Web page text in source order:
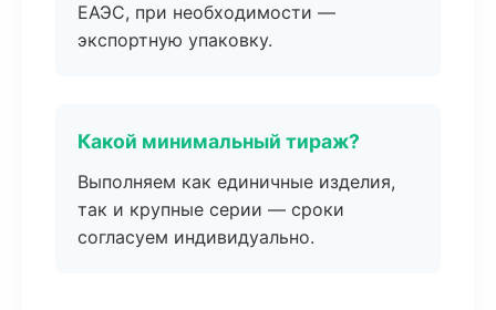
ЕАЭС, при необходимости —
экспортную упаковку.
Какой минимальный тираж?
Выполняем как единичные изделия,
так и крупные серии — сроки
согласуем индивидуально.